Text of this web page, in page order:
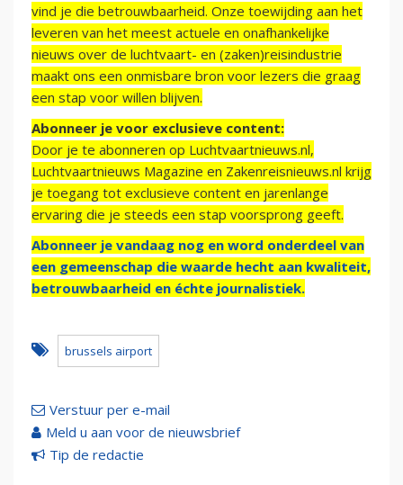
vind je die betrouwbaarheid. Onze toewijding aan het
leveren van het meest actuele en onafhankelijke
nieuws over de luchtvaart- en (zaken)reisindustrie
maakt ons een onmisbare bron voor lezers die graag
een stap voor willen blijven.
Abonneer je voor exclusieve content:
Door je te abonneren op Luchtvaartnieuws.nl,
Luchtvaartnieuws Magazine en Zakenreisnieuws.nl krijg
je toegang tot exclusieve content en jarenlange
ervaring die je steeds een stap voorsprong geeft.
Abonneer je vandaag nog en word onderdeel van
een gemeenschap die waarde hecht aan kwaliteit,
betrouwbaarheid en échte journalistiek.
brussels airport
Verstuur per e-mail
Meld u aan voor de nieuwsbrief
Tip de redactie